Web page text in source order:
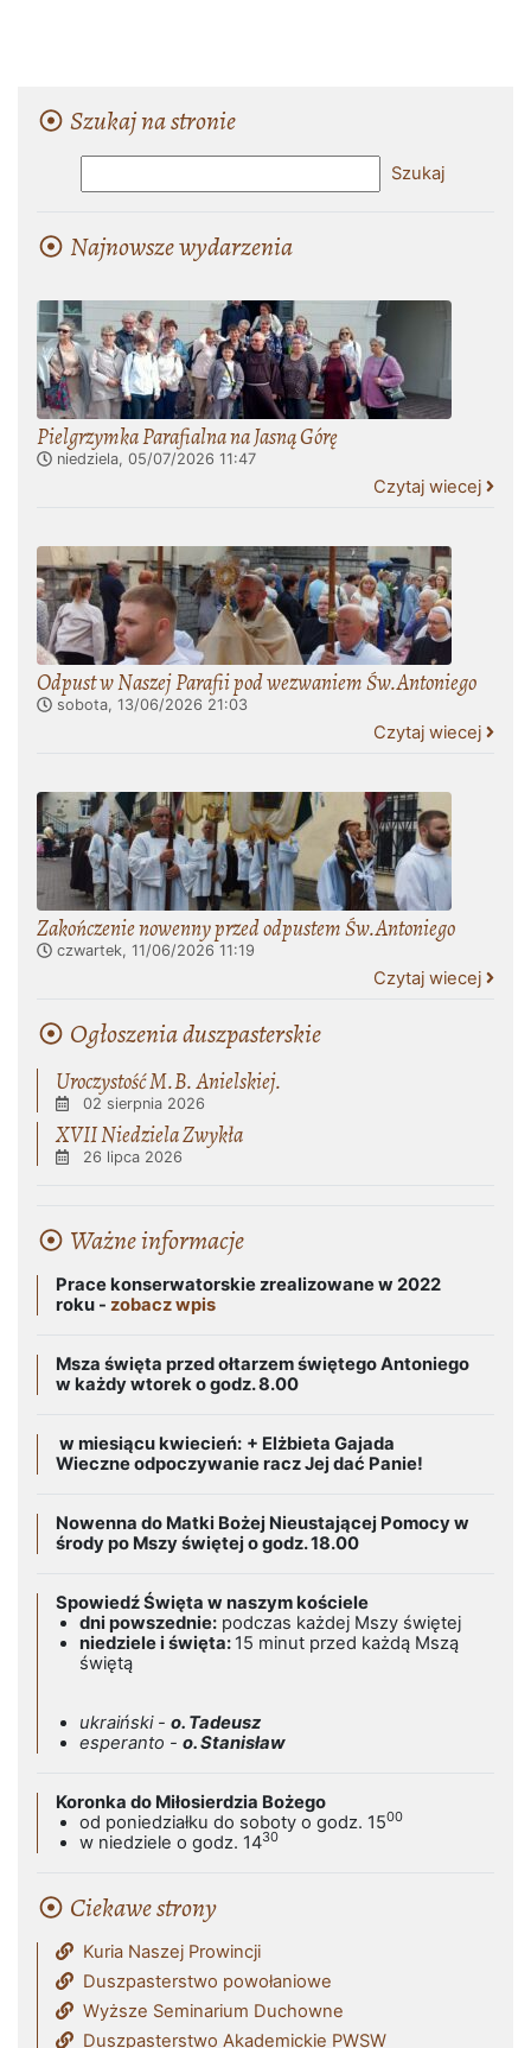
Szukaj na stronie
Najnowsze wydarzenia
Pielgrzymka Parafialna na Jasną Górę
niedziela, 05/07/2026 11:47
Czytaj wiecej
Odpust w Naszej Parafii pod wezwaniem Św.Antoniego
sobota, 13/06/2026 21:03
Czytaj wiecej
Zakończenie nowenny przed odpustem Św.Antoniego
czwartek, 11/06/2026 11:19
Czytaj wiecej
Ogłoszenia duszpasterskie
Uroczystość M.B. Anielskiej.
02 sierpnia 2026
XVII Niedziela Zwykła
26 lipca 2026
Ważne informacje
Prace konserwatorskie zrealizowane w 2022
roku - zobacz wpis
Msza święta przed ołtarzem świętego Antoniego
w każdy wtorek o godz. 8.00
w miesiącu kwiecień: + Elżbieta Gajada
Wieczne odpoczywanie racz Jej dać Panie!
Nowenna do Matki Bożej Nieustającej Pomocy w
środy po Mszy świętej o godz. 18.00
Spowiedź Święta w naszym kościele
dni powszednie: podczas każdej Mszy świętej
niedziele i święta: 15 minut przed każdą Mszą
świętą
ukraiński - o. Tadeusz
esperanto - o. Stanisław
Koronka do Miłosierdzia Bożego
od poniedziałku do soboty o godz. 1500
w niedziele o godz. 1430
Ciekawe strony
Kuria Naszej Prowincji
Duszpasterstwo powołaniowe
Wyższe Seminarium Duchowne
Duszpasterstwo Akademickie PWSW